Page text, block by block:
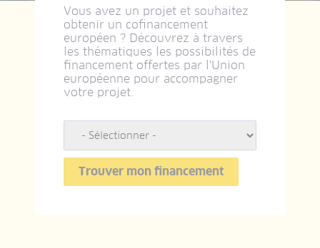
Vous avez un projet et souhaitez
obtenir un cofinancement
européen ? Découvrez à travers
les thématiques les possibilités de
financement offertes par l'Union
européenne pour accompagner
votre projet.